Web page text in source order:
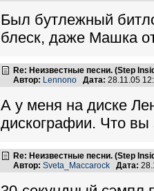
Был бутлежный
блеск, даже Машка
Re: Неизвестные песни. (Step
Автор: Lennono Дата: 28.11.05
А у меня на диске
дискографии. Что вы
Re: Неизвестные песни. (Step
Автор: Sveta_Maccarock Дата: